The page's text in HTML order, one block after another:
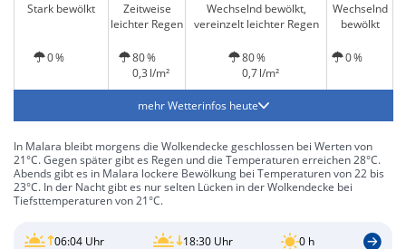
Stark bewölkt
Zeitweise
leichter Regen
Wechselnd bewölkt,
vereinzelt leichter Regen
Wechselnd
bewölkt
0 %
80 %
0,3 l/m²
80 %
0,7 l/m²
0 %
mehr Wetterinfos heute
In Malara bleibt morgens die Wolkendecke geschlossen bei Werten von
21°C. Gegen später gibt es Regen und die Temperaturen erreichen 28°C.
Abends gibt es in Malara lockere Bewölkung bei Temperaturen von 22 bis
23°C. In der Nacht gibt es nur selten Lücken in der Wolkendecke bei
Tiefsttemperaturen von 21°C.
06:04 Uhr 18:30 Uhr 0 h